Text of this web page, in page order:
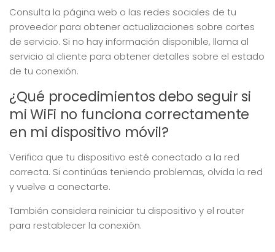
Consulta la página web o las redes sociales de tu
proveedor para obtener actualizaciones sobre cortes
de servicio. Si no hay información disponible, llama al
servicio al cliente para obtener detalles sobre el estado
de tu conexión.
¿Qué procedimientos debo seguir si
mi WiFi no funciona correctamente
en mi dispositivo móvil?
Verifica que tu dispositivo esté conectado a la red
correcta. Si continúas teniendo problemas, olvida la red
y vuelve a conectarte.
También considera reiniciar tu dispositivo y el router
para restablecer la conexión.